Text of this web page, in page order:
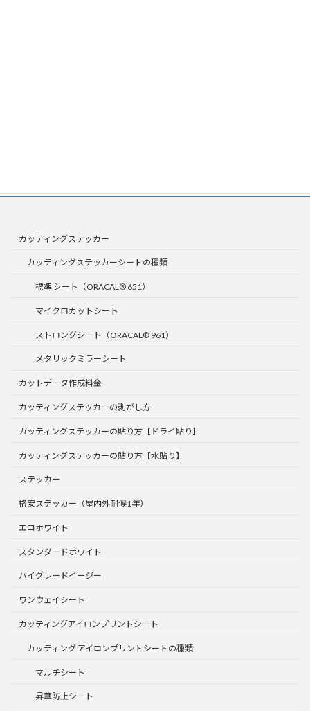
カッティングステッカー
カッティングステッカーシートの種類
標準 シート（ORACAL® 651）
マイクロカットシート
ストロングシート（ORACAL® 961）
メタリックミラーシート
カットデータ作成料金
カッティングステッカーの剥がし方
カッティングステッカーの貼り方【ドライ貼り】
カッティングステッカーの貼り方【水貼り】
ステッカー
格安ステッカー（屋内外耐候1年）
エコホワイト
スタンダードホワイト
ハイグレードイージー
ワンウェイシート
カッティングアイロンプリントシート
カッティング アイロンプリントシートの種類
マルチシート
昇華防止シート